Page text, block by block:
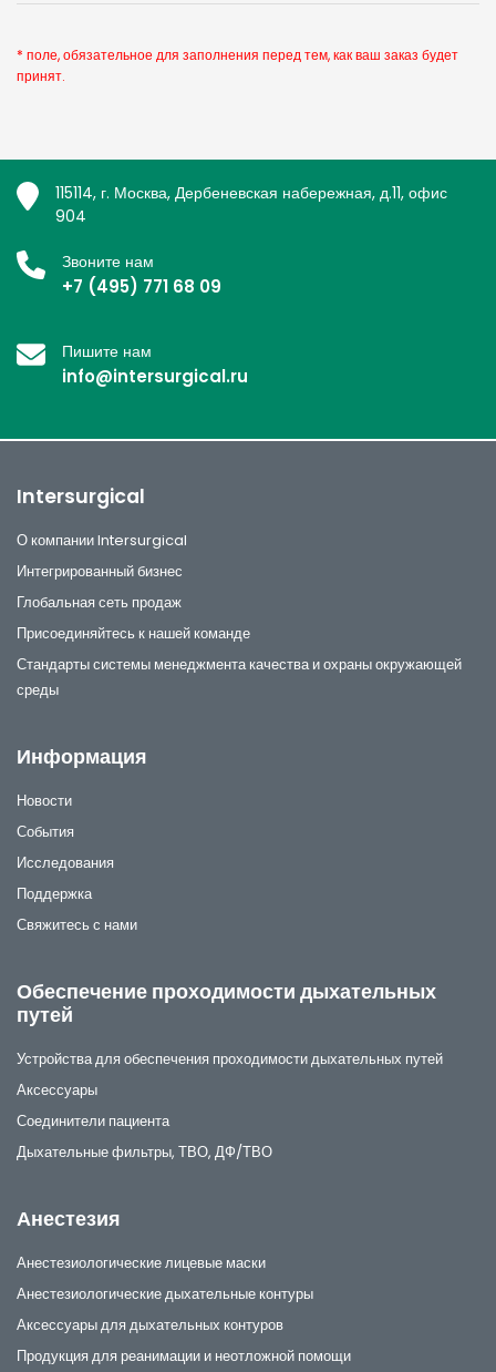
* поле, обязательное для заполнения перед тем, как ваш заказ будет
принят.
115114, г. Москва, Дербеневская набережная, д.11, офис
904
Звоните нам
+7 (495) 771 68 09
Пишите нам
info@intersurgical.ru
Intersurgical
О компании Intersurgical
Интегрированный бизнес
Глобальная сеть продаж
Присоединяйтесь к нашей команде
Стандарты системы менеджмента качества и охраны окружающей
среды
Информация
Новости
События
Исследования
Поддержка
Свяжитесь с нами
Обеспечение проходимости дыхательных
путей
Устройства для обеспечения проходимости дыхательных путей
Аксессуары
Соединители пациента
Дыхательные фильтры, ТВО, ДФ/ТВО
Анестезия
Анестезиологические лицевые маски
Анестезиологические дыхательные контуры
Аксессуары для дыхательных контуров
Продукция для реанимации и неотложной помощи